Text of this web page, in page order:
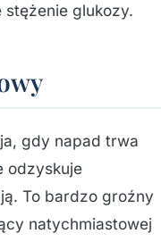
stężenie glukozy.
gdy napad trwa
odzyskuje
To bardzo groźny
natychmiastowej